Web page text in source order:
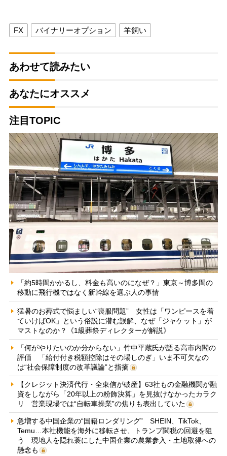
FX バイナリーオプション 羊飼い
あわせて読みたい
あなたにオススメ
注目TOPIC
「約5時間かかるし、料金も高いのになぜ？」東京～博多間の
移動に飛行機ではなく新幹線を選ぶ人の事情
猛暑のお葬式で悩ましい“喪服問題” 女性は「ワンピースを着
ていけばOK」という俗説に潜む誤解、なぜ「ジャケット」が
マストなのか？《1級葬祭ディレクターが解説》
「何がやりたいのか分からない」竹中平蔵氏が語る高市内閣の
評価 「給付付き税額控除はその場しのぎ」いま不可欠なの
は“社会保障制度の改革議論”と指摘
【クレジット決済代行・全東信が破産】63社もの金融機関が融
資をしながら「20年以上の粉飾決算」を見抜けなかったカラク
リ 営業現場では“自転車操業”の焦りも表出していた
急増する中国企業の“国籍ロンダリング” SHEIN、TikTok、
Temu…本社機能を海外に移転させ、トランプ関税の回避を狙
う 現地人を隠れ蓑にした中国企業の農業参入・土地取得への
懸念も